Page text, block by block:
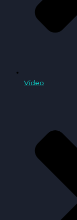
Video